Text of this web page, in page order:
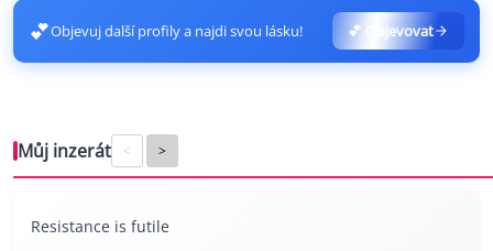
💕Objevuj další profily a najdi svou lásku! 💕 Objevovat
Můj inzerát < >
Resistance is futile